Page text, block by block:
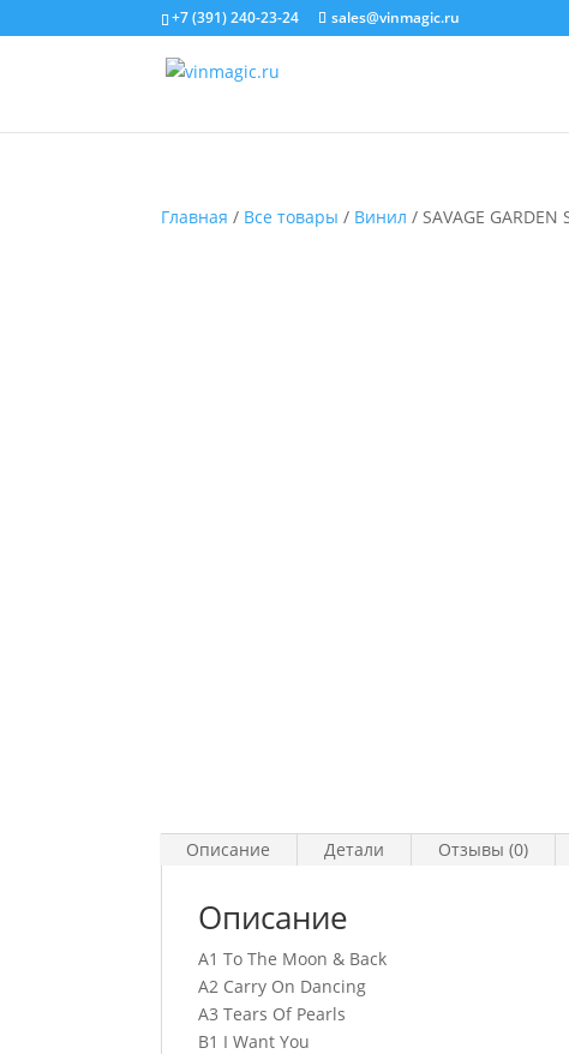
+7 (391) 240-23-24 sales@vinmagic.ru
Главная / Все товары / Винил / SAVAGE
Описание Детали Отзывы (0)
Описание
A1 To The Moon & Back
A2 Carry On Dancing
A3 Tears Of Pearls
B1 I Want You